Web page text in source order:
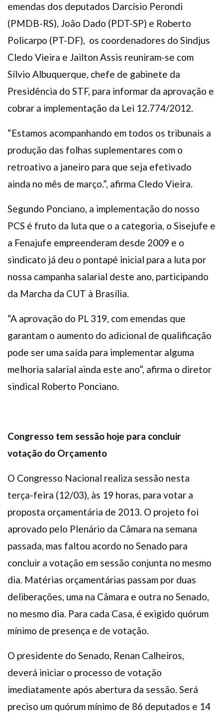
emendas dos deputados Darcísio Perondi
(PMDB-RS), João Dado (PDT-SP) e Roberto
Policarpo (PT-DF), os coordenadores do Sindjus
Cledo Vieira e Jailton Assis reuniram-se com
Sílvio Albuquerque, chefe de gabinete da
Presidência do STF, para informar da aprovação e
cobrar a implementação da Lei 12.774/2012.
“Estamos acompanhando em todos os tribunais a
produção das folhas suplementares com o
retroativo a janeiro para que seja efetivado
ainda no mês de março.”, afirma Cledo Vieira.
Segundo Ponciano, a implementação do nosso
PCS é fruto da luta que o a categoria, o Sisejufe e
a Fenajufe empreenderam desde 2009 e o
sindicato já deu o pontapé inicial para a luta por
nossa campanha salarial deste ano, participando
da Marcha da CUT à Brasília.
“A aprovação do PL 319, com emendas que
garantam o aumento do adicional de qualificação
pode ser uma saída para implementar alguma
melhoria salarial ainda este ano”, afirma o diretor
sindical Roberto Ponciano.
Congresso tem sessão hoje para concluir
votação do Orçamento
O Congresso Nacional realiza sessão nesta
terça-feira (12/03), às 19 horas, para votar a
proposta orçamentária de 2013. O projeto foi
aprovado pelo Plenário da Câmara na semana
passada, mas faltou acordo no Senado para
concluir a votação em sessão conjunta no mesmo
dia. Matérias orçamentárias passam por duas
deliberações, uma na Câmara e outra no Senado,
no mesmo dia. Para cada Casa, é exigido quórum
mínimo de presença e de votação.
O presidente do Senado, Renan Calheiros,
deverá iniciar o processo de votação
imediatamente após abertura da sessão. Será
preciso um quórum mínimo de 86 deputados e 14